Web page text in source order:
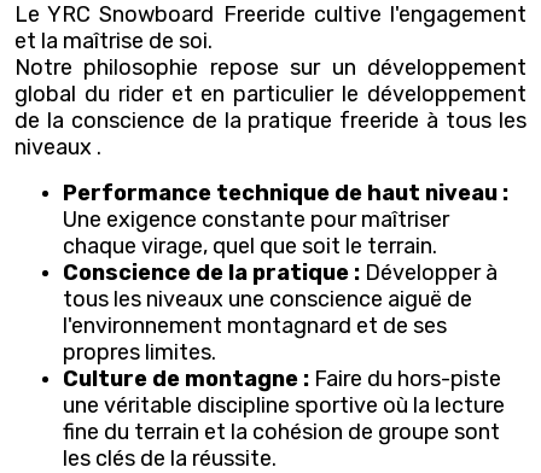
Le YRC Snowboard Freeride cultive l'engagement
et la maîtrise de soi.
Notre philosophie repose sur un développement
global du rider et en particulier le développement
de la conscience de la pratique freeride à tous les
niveaux .
Performance technique de haut niveau :
Une exigence constante pour maîtriser
chaque virage, quel que soit le terrain.
Conscience de la pratique : Développer à
tous les niveaux une conscience aiguë de
l'environnement montagnard et de ses
propres limites.
Culture de montagne : Faire du hors-piste
une véritable discipline sportive où la lecture
fine du terrain et la cohésion de groupe sont
les clés de la réussite.